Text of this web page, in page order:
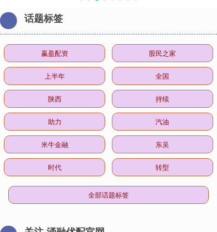
话题标签
赢盈配资 股民之家
上半年 全国
陕西 持续
助力 汽油
米牛金融 东吴
时代 转型
全部话题标签